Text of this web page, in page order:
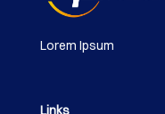
Lorem Ipsum
Links